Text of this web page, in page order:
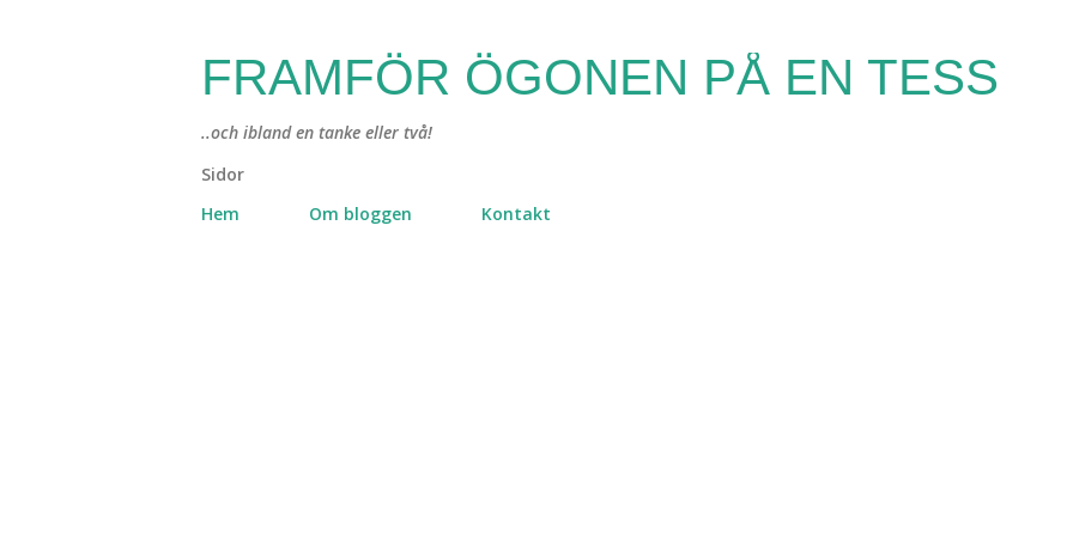
FRAMFÖR ÖGONEN PÅ EN TESS
..och ibland en tanke eller två!
Sidor
Hem
Om bloggen Kontakt